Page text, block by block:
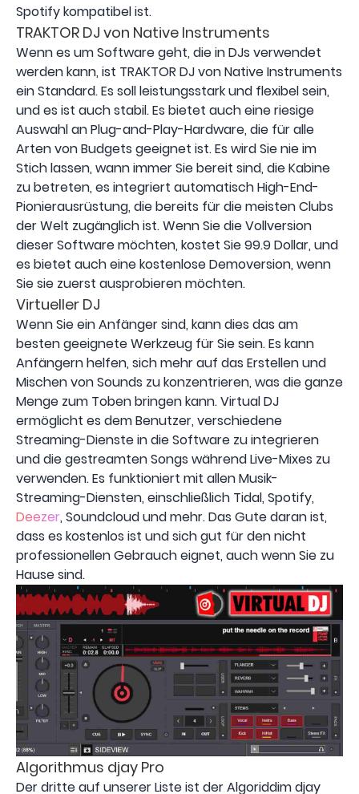
Spotify kompatibel ist.
TRAKTOR DJ von Native Instruments
Wenn es um Software geht, die in DJs verwendet
werden kann, ist TRAKTOR DJ von Native Instruments
ein Standard. Es soll leistungsstark und flexibel sein,
und es ist auch stabil. Es bietet auch eine riesige
Auswahl an Plug-and-Play-Hardware, die für alle
Arten von Budgets geeignet ist. Es wird Sie nie im
Stich lassen, wann immer Sie bereit sind, die Kabine
zu betreten, es integriert automatisch High-End-
Pionierausrüstung, die bereits für die meisten Clubs
der Welt zugänglich ist. Wenn Sie die Vollversion
dieser Software möchten, kostet Sie 99.9 Dollar, und
es bietet auch eine kostenlose Demoversion, wenn
Sie sie zuerst ausprobieren möchten.
Virtueller DJ
Wenn Sie ein Anfänger sind, kann dies das am
besten geeignete Werkzeug für Sie sein. Es kann
Anfängern helfen, sich mehr auf das Erstellen und
Mischen von Sounds zu konzentrieren, was die ganze
Menge zum Toben bringen kann. Virtual DJ
ermöglicht es dem Benutzer, verschiedene
Streaming-Dienste in die Software zu integrieren
und die gestreamten Songs während Live-Mixes zu
verwenden. Es funktioniert mit allen Musik-
Streaming-Diensten, einschließlich Tidal, Spotify,
Deezer, Soundcloud und mehr. Das Gute daran ist,
dass es kostenlos ist und sich gut für den nicht
professionellen Gebrauch eignet, auch wenn Sie zu
Hause sind.
Algorithmus djay Pro
Der dritte auf unserer Liste ist der Algoriddim djay